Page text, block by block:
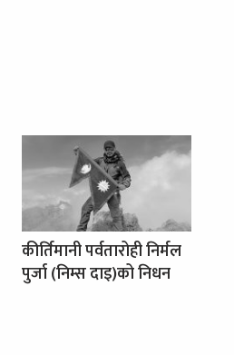
कीर्तिमानी पर्वतारोही निर्मल
पुर्जा (निम्स दाइ)को निधन